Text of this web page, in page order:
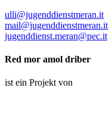
ulli@jugenddienstmeran.it
mail@jugenddienstmeran.it
jugenddienst.meran@pec.it
Red mor amol driber
ist ein Projekt von